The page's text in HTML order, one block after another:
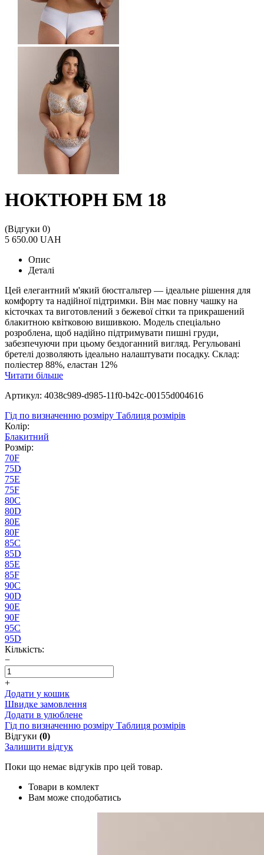
НОКТЮРН БМ 18
(Відгуки 0)
5 650.00 UAH
Опис
Деталі
Цей елегантний м'який бюстгальтер — ідеальне рішення для
комфорту та надійної підтримки. Він має повну чашку на
кісточках та виготовлений з бежевої сітки та прикрашений
блакитною квітковою вишивкою. Модель спеціально
розроблена, щоб надійно підтримувати пишні груди,
забезпечуючи при цьому бездоганний вигляд. Регульовані
бретелі дозволяють ідеально налаштувати посадку. Склад:
поліестер 88%, еластан 12%
Читати більше
Артикул: 4038c989-d985-11f0-b42c-00155d004616
Гід по визначенню розміру Таблиця розмірів
Колір:
Блакитний
Розмір:
70F
75D
75E
75F
80C
80D
80E
80F
85C
85D
85E
85F
90C
90D
90E
90F
95C
95D
Кількість:
−
+
Додати у кошик
Швидке замовлення
Додати в улюблене
Гід по визначенню розміру Таблиця розмірів
Відгуки (0)
Залишити відгук
Поки що немає відгуків про цей товар.
Товари в комлект
Вам може сподобатись